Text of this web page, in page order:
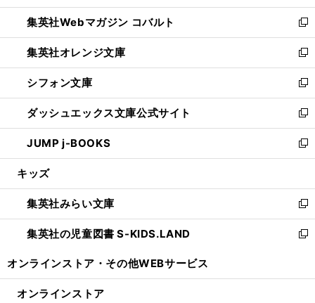
開
く
ウ
で
開
く
ン
ド
ウ
で
開
く
ウ
ィ
ン
ド
ウ
で
開
く
集英社Webマガジン コバルト
新
し
い
ウ
ィ
ン
ド
ウ
で
開
集英社オレンジ文庫
新
し
い
ウ
ィ
ン
ド
ウ
開
く
シフォン文庫
新
し
い
ウ
ィ
ン
ウ
で
開
く
ダッシュエックス文庫公式サイト
新
し
い
ウ
ン
ド
ウ
で
JUMP j-BOOKS
新
し
ウ
ィ
ン
ド
開
キッズ
集英社みらい文庫
新
し
い
ン
集英社の児童図書 S-KIDS.LAND
新
ウ
オンラインストア・ その他WEBサービス
オンラインストア